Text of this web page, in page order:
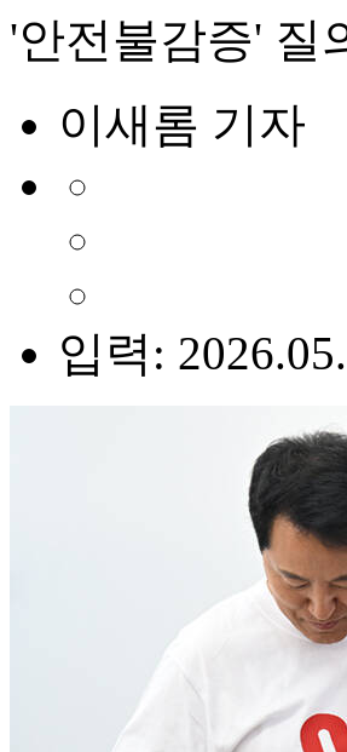
'안전불감증' 질
이새롬 기자
입력: